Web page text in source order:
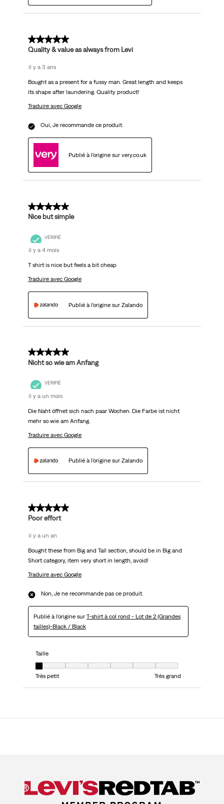
5 sur 5 étoiles.
Quality & value as always from Levi
il y a 3 ans
Bought as a present for a fussy man. Great length and keeps
its shape after laundering. Quality product!
Traduire avec Google
Oui, Je recommande ce produit.
Publié à l'origine sur very.co.uk
3 sur 5 étoiles.
Nice but simple
VÉRIFIÉ
il y a 4 mois
T shirt is nice but feels a bit cheap
Traduire avec Google
Publié à l'origine sur Zalando
2 sur 5 étoiles.
Nicht so wie am Anfang
VÉRIFIÉ
il y a un mois
Die Naht öffnet sich nach paar Wochen. Die Farbe ist nicht
mehr so wie am Anfang.
Traduire avec Google
Publié à l'origine sur Zalando
1 sur 5 étoiles.
Poor effort
il y a un an
Bought these from Big and Tall section, should be in Big and
Short category, item very short in length, avoid!
Traduire avec Google
Non, Je ne recommande pas ce produit.
Publié à l'origine sur T-shirt à col rond - Lot de 2 (Grandes
tailles)-Black / Black
Taille
Très petit
Très grand